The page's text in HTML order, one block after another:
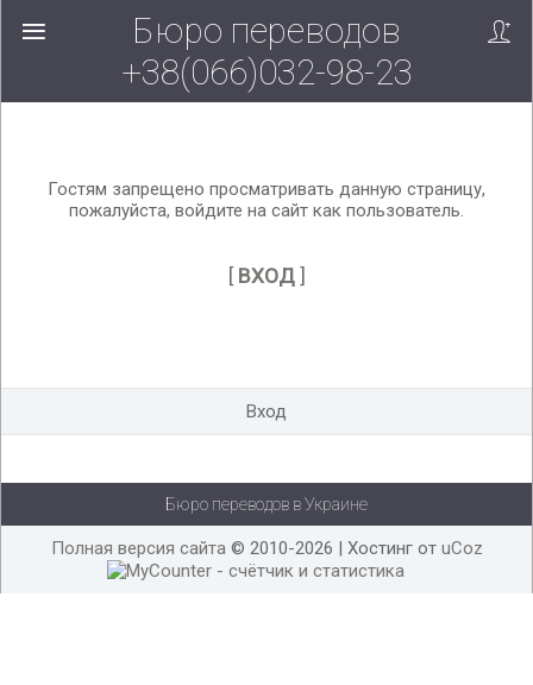
Вверх!
Бюро переводов
+38(066)032-98-23
Гостям запрещено просматривать данную страницу,
пожалуйста, войдите на сайт как пользователь.
[ ВХОД]
Вход
Бюро переводов в Украине
Полная версия сайта© 2010-2026 | Хостинг от uCoz